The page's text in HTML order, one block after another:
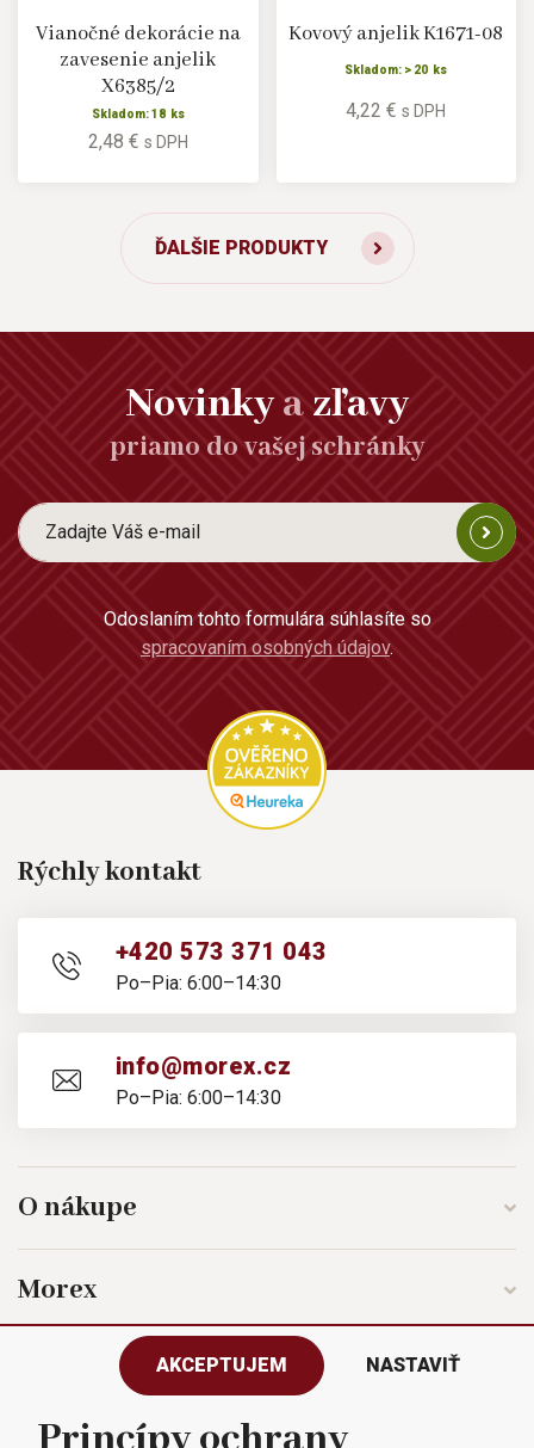
Vianočné dekorácie na
zavesenie anjelik
X6385/2
Skladom: 18 ks
2,48 € s DPH
Kovový anjelik K1671-08
Skladom: > 20 ks
4,22 €s DPH
ĎALŠIE PRODUKTY
Novinkyazľavy
priamo do vašej schránky
Odoslaním tohto formulára súhlasíte so
spracovaním osobných údajov.
Rýchly kontakt
+420 573 371 043
Po–Pia: 6:00–14:30
info@morex.cz
Po–Pia: 6:00–14:30
O nákupe
Morex
Sledujte nás
AKCEPTUJEM NASTAVIŤ